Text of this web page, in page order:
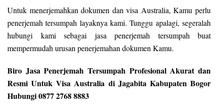
Untuk menerjemahkan dokumen dan visa Australia, Kamu perlu
penerjemah tersumpah layaknya kami. Tunggu apalagi, segeralah
hubungi kami sebagai jasa penerjemah tersumpah buat
mempermudah urusan penerjemahan dokumen Kamu.
Biro Jasa Penerjemah Tersumpah Profesional Akurat dan
Resmi Untuk Visa Australia di Jagabita Kabupaten Bogor
Hubungi 0877 2768 8883